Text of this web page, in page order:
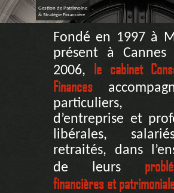
Gestion de Patrimoine
& Stratégie Financière
Fondé en 1997 à
présent à Cannes
2006, le cabinet
Finances
particuliers,
d’entreprise et
libérales,
retraités, dans
de leurs
financières et